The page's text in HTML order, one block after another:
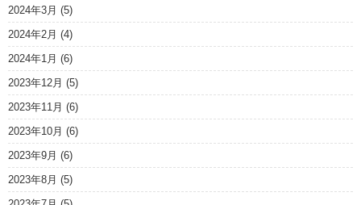
2024年3月 (5)
2024年2月 (4)
2024年1月 (6)
2023年12月 (5)
2023年11月 (6)
2023年10月 (6)
2023年9月 (6)
2023年8月 (5)